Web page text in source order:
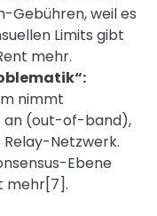
Gebühren, weil es
Limits gibt
mehr.
nimmt
an (out-of-band),
Netzwerk.
Ebene
mehr[7].